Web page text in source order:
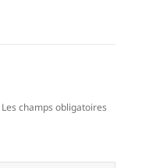
Les champs obligatoires